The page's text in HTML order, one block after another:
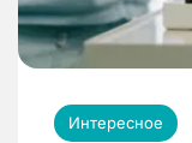
Интересное